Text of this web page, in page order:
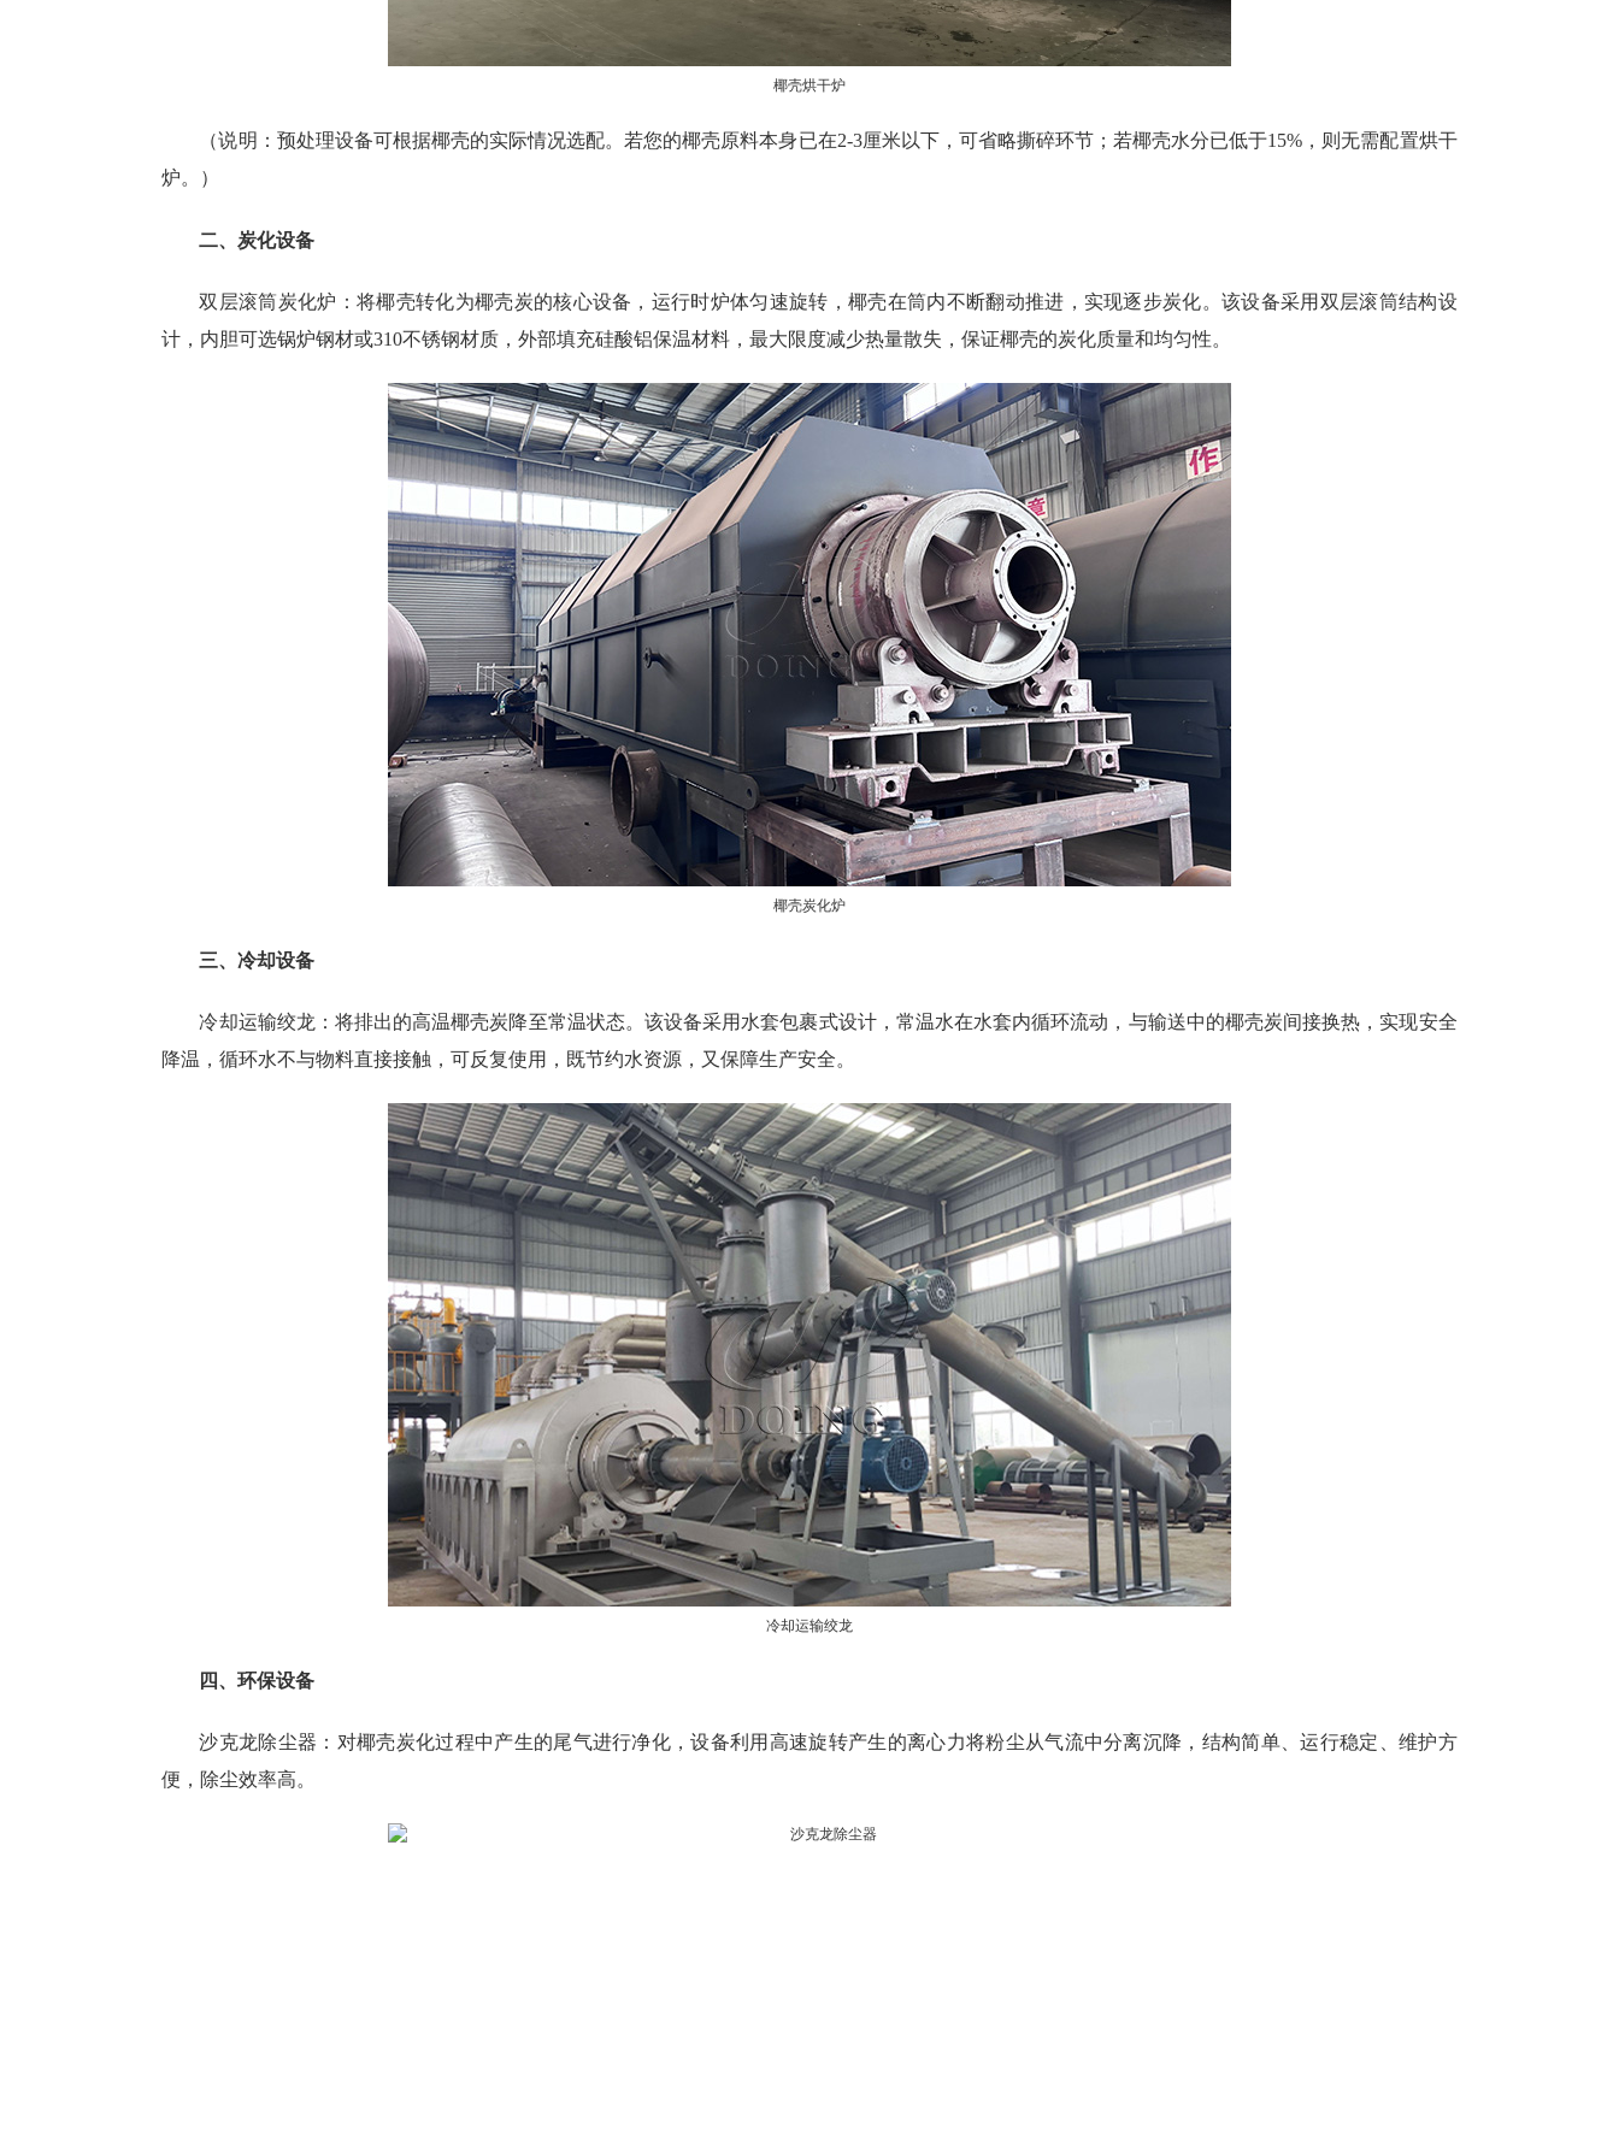
椰壳烘干炉
（说明：预处理设备可根据椰壳的实际情况选配。若您的椰壳原料本身已在2-3厘米以下，可省略撕碎环节；若椰壳水分已低于15%，则无需配置烘干
炉。）
二、炭化设备
双层滚筒炭化炉：将椰壳转化为椰壳炭的核心设备，运行时炉体匀速旋转，椰壳在筒内不断翻动推进，实现逐步炭化。该设备采用双层滚筒结构设
计，内胆可选锅炉钢材或310不锈钢材质，外部填充硅酸铝保温材料，最大限度减少热量散失，保证椰壳的炭化质量和均匀性。
椰壳炭化炉
三、冷却设备
冷却运输绞龙：将排出的高温椰壳炭降至常温状态。该设备采用水套包裹式设计，常温水在水套内循环流动，与输送中的椰壳炭间接换热，实现安全
降温，循环水不与物料直接接触，可反复使用，既节约水资源，又保障生产安全。
冷却运输绞龙
四、环保设备
沙克龙除尘器：对椰壳炭化过程中产生的尾气进行净化，设备利用高速旋转产生的离心力将粉尘从气流中分离沉降，结构简单、运行稳定、维护方
便，除尘效率高。